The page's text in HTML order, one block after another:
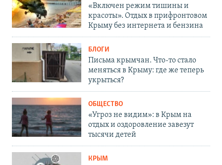
«Включен режим тишины и
красоты». Отдых в прифронтовом
Крыму без интернета и бензина
БЛОГИ
Письма крымчан. Что-то стало
меняться в Крыму: где же теперь
укрыться?
ОБЩЕСТВО
«Угроз не видим»: в Крым на
отдых и оздоровление завезут
тысячи детей
КРЫМ